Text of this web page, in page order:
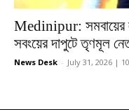
Medinipur: সমবায়ের
সবংয়ের দাপুটে তৃণমূল
News Desk - July 31, 2026 |